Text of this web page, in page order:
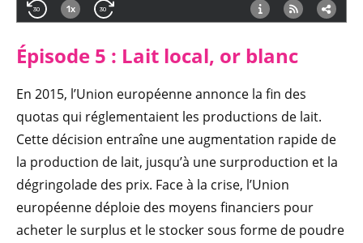
Épisode 5 : Lait local, or blanc
En 2015, l’Union européenne annonce la fin des
quotas qui réglementaient les productions de lait.
Cette décision entraîne une augmentation rapide de
la production de lait, jusqu’à une surproduction et la
dégringolade des prix. Face à la crise, l’Union
européenne déploie des moyens financiers pour
acheter le surplus et le stocker sous forme de poudre